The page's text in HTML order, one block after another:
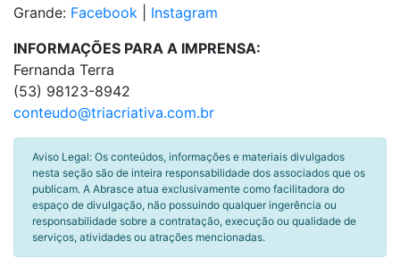
Grande: Facebook
Instagram
INFORMAÇÕES PARA A IMPRENSA:
Fernanda Terra
(53) 98123-8942
conteudo@triacriativa.com.br
Aviso Legal: Os conteúdos, informações e materiais divulgados
nesta seção são de inteira responsabilidade dos associados que os
publicam. A Abrasce atua exclusivamente como facilitadora do
espaço de divulgação, não possuindo qualquer ingerência ou
responsabilidade sobre a contratação, execução ou qualidade de
serviços, atividades ou atrações mencionadas.